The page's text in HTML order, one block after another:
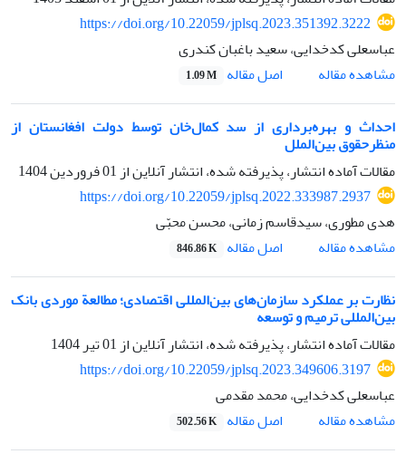
https://doi.org/10.22059/jplsq.2023.351392.3222
عباسعلی کدخدایی، سعید باغبان کندری
مشاهده مقاله
اصل مقاله 1.09 M
احداث و بهره‌برداری از سد کمال‌خان توسط دولت افغانستان از
منظرحقوق بین‌الملل
مقالات آماده انتشار، پذیرفته شده، انتشار آنلاین از 01 فروردین 1404
https://doi.org/10.22059/jplsq.2022.333987.2937
هدی مطوری، سیدقاسم زمانی، محسن محبّی
مشاهده مقاله
اصل مقاله 846.86 K
نظارت بر عملکرد سازمان‌های بین‌المللی اقتصادی؛ مطالعة موردی بانک
بین‌المللی ترمیم و توسعه
مقالات آماده انتشار، پذیرفته شده، انتشار آنلاین از 01 تیر 1404
https://doi.org/10.22059/jplsq.2023.349606.3197
عباسعلی کدخدایی، محمد مقدمی
مشاهده مقاله
اصل مقاله 502.56 K